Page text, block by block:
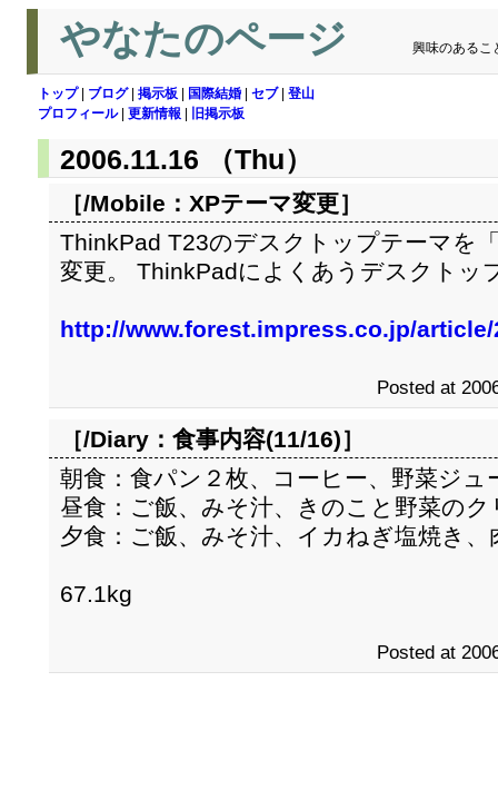
やなたのページ 興味のあるこ
トップ| ブログ| 掲示板 国際結婚 セブ| 登山
プロフィール| 更新情報 旧掲示板
2006.11.16 （Thu）
［/Mobile： XPテーマ変更］
ThinkPad T23のデスクトップテーマを
変更。 ThinkPadによくあうデスクトッ
http://www.forest.impress.co.jp/
Posted at
［/Diary： 食事内容(11/16)］
朝食：食パン２枚、コーヒー、野菜ジュ
昼食：ご飯、みそ汁、きのこと野菜の
夕食：ご飯、みそ汁、イカねぎ塩焼き、
67.1kg
Posted at